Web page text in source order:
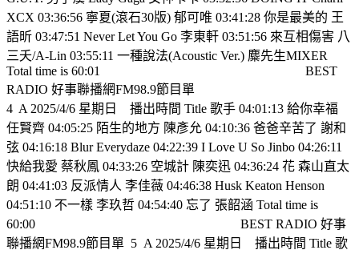
XCX 03:36:56 寧夏(滾石30版) 郁可唯 03:41:28 你是最美的 王
語昕 03:47:51 Never Let You Go 李東軒 03:51:56 來互相傷害 八
三夭/A-Lin 03:55:11 一種說法(Acoustic Ver.) 麋先生MIXER
Total time is 60:01
BEST
RADIO 好事聯播網FM98.9節目單
4 A 2025/4/6 星期日
播出時間 Title 歌手 04:01:13 給你幸福
任賢齊 04:05:25 陌生的地方 陳彥允 04:10:36 爸爸辛苦了 謝和
弦 04:16:18 Blur Everydaze 04:22:39 I Love U So Jinbo 04:26:11
快給我愛 蔡秋鳳 04:33:26 空城計 陳奕迅 04:36:24 花 森山直太
朗 04:41:03 反派情人 李佳薇 04:46:38 Husk Keaton Henson
04:51:10 不一樣 李玖哲 04:54:40 忘了 張韶涵 Total time is
60:00
BEST RADIO 好事
聯播網FM98.9節目單 5 A 2025/4/6 星期日
播出時間 Title 歌